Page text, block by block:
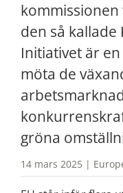
kommissionen
den så
Initiativet är
möta de
gröna
14 mars 2025 |